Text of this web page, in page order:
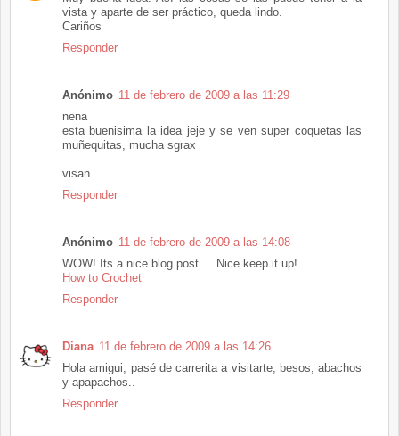
vista y aparte de ser práctico, queda lindo.
Cariños
Responder
Anónimo 11 de febrero de 2009 a las 11:29
nena
esta buenisima la idea jeje y se ven super coquetas las
muñequitas, mucha sgrax
visan
Responder
Anónimo 11 de febrero de 2009 a las 14:08
WOW! Its a nice blog post.....Nice keep it up!
How to Crochet
Responder
Diana 11 de febrero de 2009 a las 14:26
Hola amigui, pasé de carrerita a visitarte, besos, abachos
y apapachos..
Responder